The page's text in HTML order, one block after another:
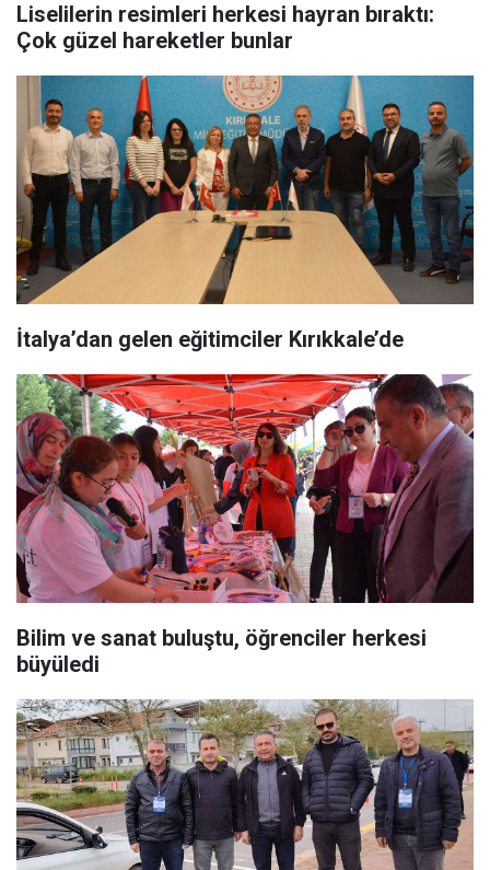
Liselilerin resimleri herkesi hayran bıraktı:
Çok güzel hareketler bunlar
İtalya’dan gelen eğitimciler Kırıkkale’de
Bilim ve sanat buluştu, öğrenciler herkesi
büyüledi